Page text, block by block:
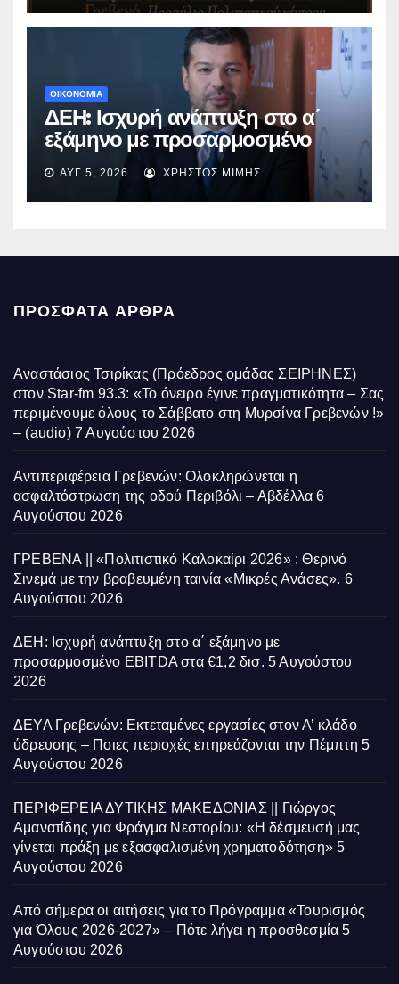
ΟΙΚΟΝΟΜΙΑ
ΔΕΗ: Ισχυρή ανάπτυξη στο α΄
εξάμηνο με προσαρμοσμένο
EBITDA στα €1,2 δισ.
ΑΥΓ 5, 2026 ΧΡΉΣΤΟΣ ΜΊΜΗΣ
ΠΡΌΣΦΑΤΑ ΆΡΘΡΑ
Αναστάσιος Τσιρίκας (Πρόεδρος ομάδας ΣΕΙΡΗΝΕΣ)
στον Star-fm 93.3: «Το όνειρο έγινε πραγματικότητα – Σας
περιμένουμε όλους το Σάββατο στη Μυρσίνα Γρεβενών !»
– (audio) 7 Αυγούστου 2026
Αντιπεριφέρεια Γρεβενών: Ολοκληρώνεται η
ασφαλτόστρωση της οδού Περιβόλι – Αβδέλλα 6
Αυγούστου 2026
ΓΡΕΒΕΝΑ || «Πολιτιστικό Καλοκαίρι 2026» : Θερινό
Σινεμά με την βραβευμένη ταινία «Μικρές Ανάσες». 6
Αυγούστου 2026
ΔΕΗ: Ισχυρή ανάπτυξη στο α΄ εξάμηνο με
προσαρμοσμένο EBITDA στα €1,2 δισ. 5 Αυγούστου
2026
ΔΕΥΑ Γρεβενών: Εκτεταμένες εργασίες στον Α’ κλάδο
ύδρευσης – Ποιες περιοχές επηρεάζονται την Πέμπτη 5
Αυγούστου 2026
ΠΕΡΙΦΕΡΕΙΑ ΔΥΤΙΚΗΣ ΜΑΚΕΔΟΝΙΑΣ || Γιώργος
Αμανατίδης για Φράγμα Νεστορίου: «Η δέσμευσή μας
γίνεται πράξη με εξασφαλισμένη χρηματοδότηση» 5
Αυγούστου 2026
Από σήμερα οι αιτήσεις για το Πρόγραμμα «Τουρισμός
για Όλους 2026-2027» – Πότε λήγει η προσθεσμία 5
Αυγούστου 2026